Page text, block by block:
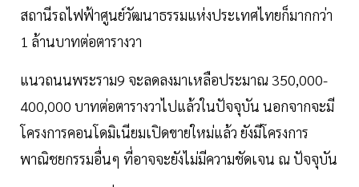
สถานีรถไฟฟ้าศูนย์วัฒนาธรรมแห่งประเทศไทยก็มากกว่า
1 ล้านบาทต่อตารางวา
แนวถนนพระราม9 จะลดลงมาเหลือประมาณ 350,000-
400,000 บาทต่อตารางวาไปแล้วในปัจจุบัน นอกจากจะมี
โครงการคอนโดมิเนียมเปิดขายใหม่แล้ว ยังมีโครงการ
พาณิชยกรรมอื่นๆ ที่อาจจะยังไม่มีความชัดเจน ณ ปัจจุบัน